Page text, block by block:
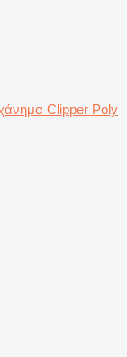
Clipper Poly